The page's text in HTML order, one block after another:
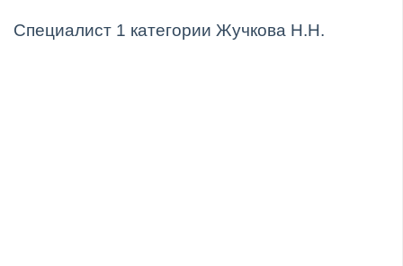
Специалист 1 категории Жучкова Н.Н.